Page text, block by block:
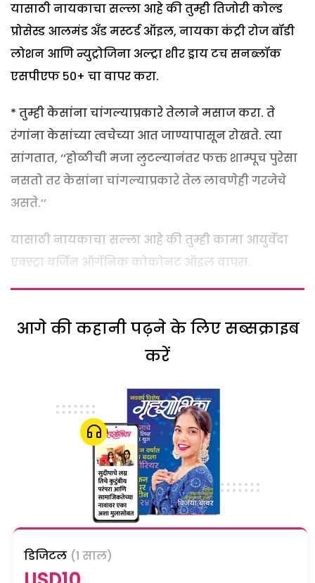
यासाठी नायकाचा सल्ला आहे की तुम्ही तिजोरी कोल्ड
प्रोसेस्ड आलमंड अँड मस्टर्ड ऑइल, नायका कंट्री रोज बॉडी
लोशन आणि न्युट्रोजिना अल्ट्रा शीर ड्राय टच सनब्लॉक
एसपीएफ ५०+ चा वापर करा.
* तुम्ही केसांना चांगल्याप्रकारे तेलाने मसाज करा. ते
रंगांना केसांच्या त्वचेच्या आत जाण्यापासून रोखते. त्या
सांगतात, ‘‘होळीची मजा लुटल्यानंतर फक्त शाम्पूच पुरेसा
नसतो तर केसांना चांगल्याप्रकारे तेल लावणेही गरजेचे
असते.’’
यासाठी नायकाचा सल्ला आहे की तुम्ही कामा आयुर्वेदा
एक्स्ट्रा वर्जिन ऑर्गेनिक कोकोनट ऑइल वापरा.
आगे की कहानी पढ़ने के लिए सब्सक्राइब
करें
डिजिटल (1 साल)